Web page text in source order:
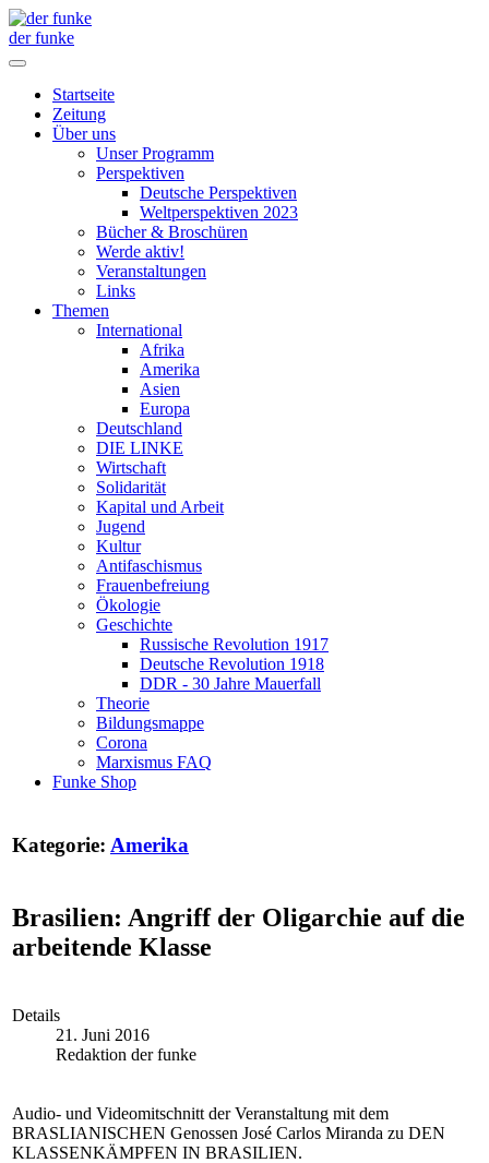
der funke
Startseite
Zeitung
Über uns
Unser Programm
Perspektiven
Deutsche Perspektiven
Weltperspektiven 2023
Bücher & Broschüren
Werde aktiv!
Veranstaltungen
Links
Themen
International
Afrika
Amerika
Asien
Europa
Deutschland
DIE LINKE
Wirtschaft
Solidarität
Kapital und Arbeit
Jugend
Kultur
Antifaschismus
Frauenbefreiung
Ökologie
Geschichte
Russische Revolution 1917
Deutsche Revolution 1918
DDR - 30 Jahre Mauerfall
Theorie
Bildungsmappe
Corona
Marxismus FAQ
Funke Shop
Kategorie: Amerika
Brasilien: Angriff der Oligarchie auf die
arbeitende Klasse
Details
21. Juni 2016
Redaktion der funke
Audio- und Videomitschnitt der Veranstaltung mit dem
BRASLIANISCHEN Genossen José Carlos Miranda zu DEN
KLASSENKÄMPFEN IN BRASILIEN.